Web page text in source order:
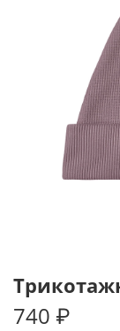
740 ₽